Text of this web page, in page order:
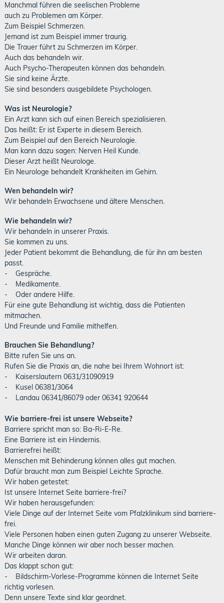
Manchmal führen die seelischen Probleme
auch zu Problemen am Körper.
Zum Beispiel Schmerzen.
Jemand ist zum Beispiel immer traurig.
Die Trauer führt zu Schmerzen im Körper.
Auch das behandeln wir.
Auch Psycho-Therapeuten können das behandeln.
Sie sind keine Ärzte.
Sie sind besonders ausgebildete Psychologen.
Was ist Neurologie?
Ein Arzt kann sich auf einen Bereich spezialisieren.
Das heißt: Er ist Experte in diesem Bereich.
Zum Beispiel auf den Bereich Neurologie.
Man kann dazu sagen: Nerven Heil Kunde.
Dieser Arzt heißt Neurologe.
Ein Neurologe behandelt Krankheiten im Gehirn.
Wen behandeln wir?
Wir behandeln Erwachsene und ältere Menschen.
Wie behandeln wir?
Wir behandeln in unserer Praxis.
Sie kommen zu uns.
Jeder Patient bekommt die Behandlung, die für ihn am besten
passt.
- Gespräche.
- Medikamente.
- Oder andere Hilfe.
Für eine gute Behandlung ist wichtig, dass die Patienten
mitmachen.
Und Freunde und Familie mithelfen.
Brauchen Sie Behandlung?
Bitte rufen Sie uns an.
Rufen Sie die Praxis an, die nahe bei Ihrem Wohnort ist:
- Kaiserslautern 0631/31090919
- Kusel 06381/3064
- Landau 06341/86079 oder 06341 920644
Wie barriere-frei ist unsere Webseite?
Barriere spricht man so: Ba-Ri-E-Re.
Eine Barriere ist ein Hindernis.
Barrierefrei heißt:
Menschen mit Behinderung können alles gut machen.
Dafür braucht man zum Beispiel Leichte Sprache.
Wir haben getestet:
Ist unsere Internet Seite barriere-frei?
Wir haben herausgefunden:
Viele Dinge auf der Internet Seite vom Pfalzklinikum sind barriere-
frei.
Viele Personen haben einen guten Zugang zu unserer Webseite.
Manche Dinge können wir aber noch besser machen.
Wir arbeiten daran.
Das klappt schon gut:
- Bildschirm-Vorlese-Programme können die Internet Seite
richtig vorlesen.
Denn unsere Texte sind klar geordnet.